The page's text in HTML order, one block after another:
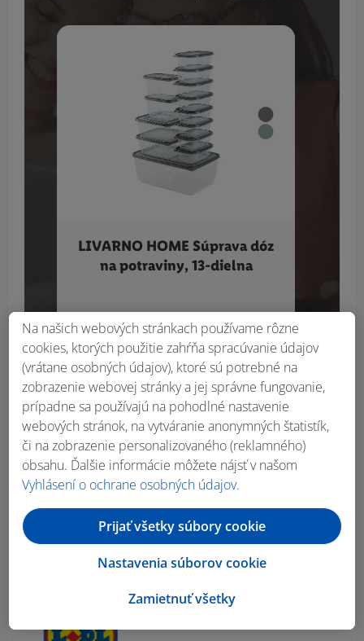
LIVARNO HOME Súprava dóz
na potraviny, 13-dielna
8.99€
Obsah bočného panela
Na našich webových stránkach používame rôzne
cookies, ktorých použitie zahŕňa spracúvanie údajov
(vrátane osobných údajov), ktoré sú potrebné na
zobrazenie webovej stránky a jej správne fungovanie,
prípadne sa používajú na pohodlné nastavenie
webových stránok, na vytváranie anonymných štatistík,
či na zobrazenie personalizovaného (reklamného)
obsahu. Ďalšie informácie môžete nájsť v našom
Vyhlásení o ochrane osobných údajov.
Zamietnuť všetky
Nastavenia súborov cookie
Prijať všetky súbory cookie